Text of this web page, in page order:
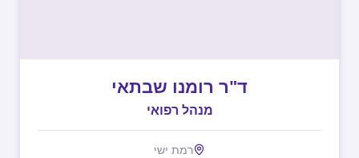
ד"ר רומנו שבתאי
מנהל רפואי
רמת ישי